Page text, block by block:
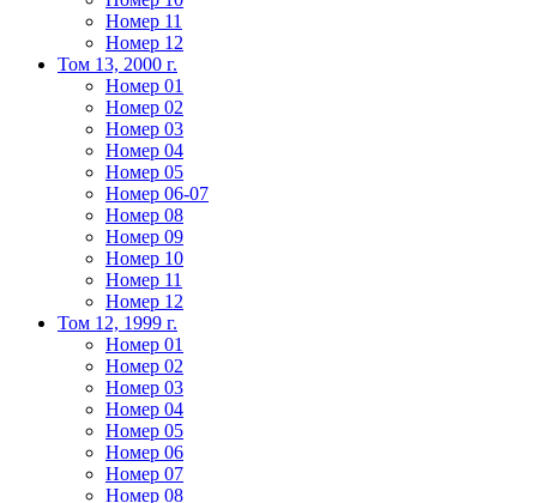
Номер 11
Номер 12
Том 13, 2000 г.
Номер 01
Номер 02
Номер 03
Номер 04
Номер 05
Номер 06-07
Номер 08
Номер 09
Номер 10
Номер 11
Номер 12
Том 12, 1999 г.
Номер 01
Номер 02
Номер 03
Номер 04
Номер 05
Номер 06
Номер 07
Номер 08